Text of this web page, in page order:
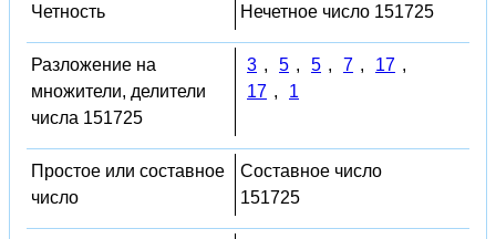
Четность Нечетное число 151725
Разложение на
множители, делители
числа 151725
3 , 5 , 5 , 7 , 17 ,
17 , 1
Простое или составное
число
Составное число
151725